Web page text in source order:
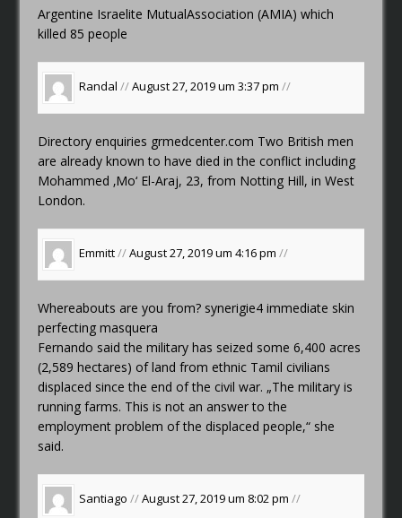
Argentine Israelite MutualAssociation (AMIA) which
killed 85 people
Randal //August 27, 2019 um 3:37 pm//
Directory enquiries grmedcenter.com Two British men
are already known to have died in the conflict including
Mohammed ‚Mo‘ El-Araj, 23, from Notting Hill, in West
London.
Emmitt//August 27, 2019 um 4:16 pm//
Whereabouts are you from? synerigie4 immediate skin
perfecting masquera
Fernando said the military has seized some 6,400 acres
(2,589 hectares) of land from ethnic Tamil civilians
displaced since the end of the civil war. „The military is
running farms. This is not an answer to the
employment problem of the displaced people,“ she
said.
Santiago //August 27, 2019 um 8:02 pm//